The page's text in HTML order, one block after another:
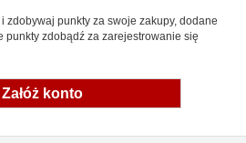
zdobywaj punkty za swoje zakupy, dodane
punkty zdobądź za zarejestrowanie się
Załóż konto